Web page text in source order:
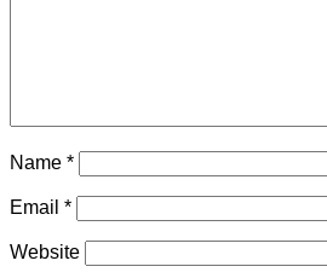
Name *
Email *
Website